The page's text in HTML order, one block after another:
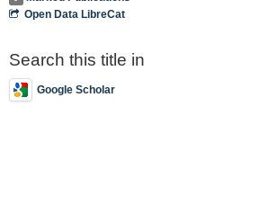
Open Data LibreCat
Search this title in
Google Scholar